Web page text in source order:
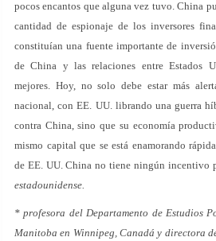
pocos encantos que alguna vez tuvo. China
cantidad de espionaje de los inversores
constituían una fuente importante de
de China y las relaciones entre Estados
mejores. Hoy, no solo debe estar más
nacional, con EE. UU. librando una guerra
contra China, sino que su economía
mismo capital que se está enamorando
de EE. UU. China no tiene ningún incentivo
estadounidense.
* profesora del Departamento de Estudios
Manitoba en Winnipeg, Canadá y directora